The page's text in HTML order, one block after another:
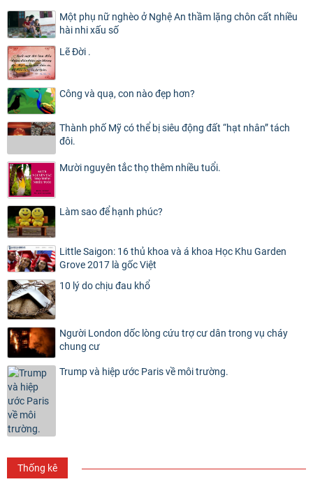
Một phụ nữ nghèo ở Nghệ An thầm lặng chôn cất nhiều
hài nhi xấu số
Lẽ Đời .
Công và quạ, con nào đẹp hơn?
Thành phố Mỹ có thể bị siêu động đất “hạt nhân” tách
đôi.
Mười nguyên tắc thọ thêm nhiều tuổi.
Làm sao để hạnh phúc?
Little Saigon: 16 thủ khoa và á khoa Học Khu Garden
Grove 2017 là gốc Việt
10 lý do chịu đau khổ
Người London dốc lòng cứu trợ cư dân trong vụ cháy
chung cư
Trump và hiệp ước Paris về môi trường.
Thống kê